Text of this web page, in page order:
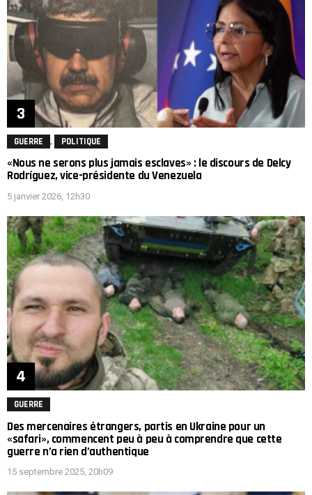
GUERRE , POLITIQUE
«Nous ne serons plus jamais esclaves» : le discours de Delcy
Rodríguez, vice-présidente du Venezuela
5 janvier 2026, 12h30
GUERRE
Des mercenaires étrangers, partis en Ukraine pour un
«safari», commencent peu à peu à comprendre que cette
guerre n’a rien d’authentique
15 septembre 2025, 20h09